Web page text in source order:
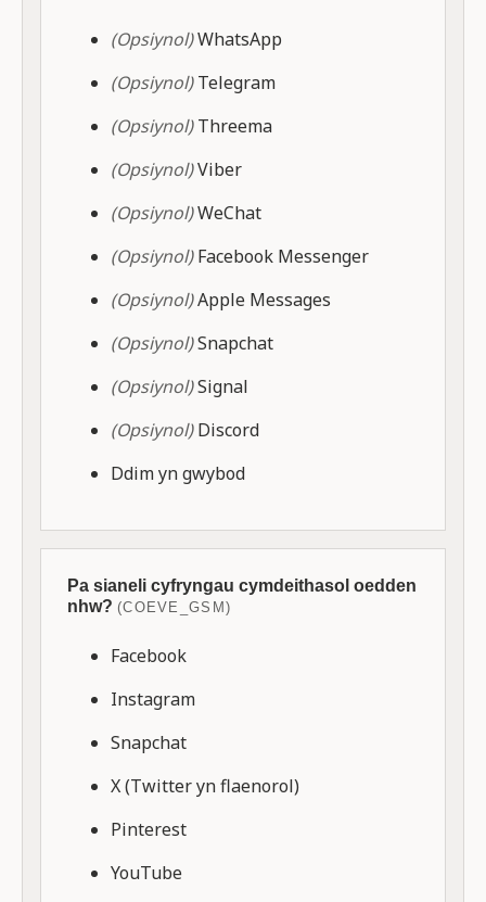
(Opsiynol)WhatsApp
(Opsiynol)Telegram
(Opsiynol)Threema
(Opsiynol)Viber
(Opsiynol)WeChat
(Opsiynol)Facebook Messenger
(Opsiynol)Apple Messages
(Opsiynol)Snapchat
(Opsiynol)Signal
(Opsiynol)Discord
Ddim yn gwybod
Pa sianeli cyfryngau cymdeithasol oedden
nhw? (COEVE_GSM)
Facebook
Instagram
Snapchat
X (Twitter yn flaenorol)
Pinterest
YouTube